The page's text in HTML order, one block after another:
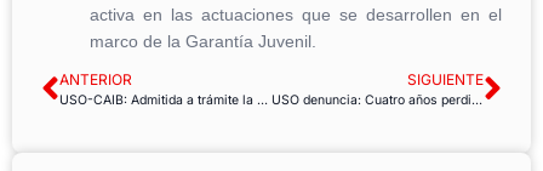
activa en las actuaciones que se desarrollen en el
marco de la Garantía Juvenil.
ANTERIOR
USO-CAIB: Admitida a trámite la demanda en reclamación de festivos que coinciden en sábado
SIGUIENTE
USO denuncia: Cuatro años perdidos en CRTVE